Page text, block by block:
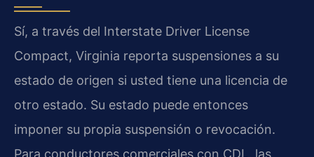
Sí, a través del Interstate Driver License
Compact, Virginia reporta suspensiones a su
estado de origen si usted tiene una licencia de
otro estado. Su estado puede entonces
imponer su propia suspensión o revocación.
Para conductores comerciales con CDL, las